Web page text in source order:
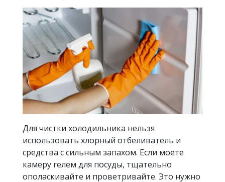
Для чистки холодильника нельзя
использовать хлорный отбеливатель и
средства с сильным запахом. Если моете
камеру гелем для посуды, тщательно
ополаскивайте и проветривайте. Это нужно